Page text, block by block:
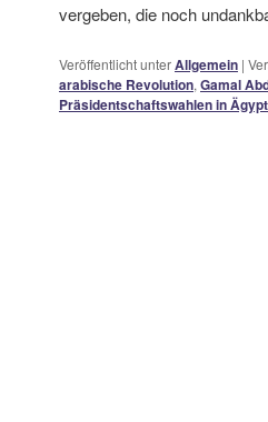
vergeben, die noch
Veröffentlicht unterAllgemein |
arabische Revolution, Gamal
Präsidentschaftswahlen in